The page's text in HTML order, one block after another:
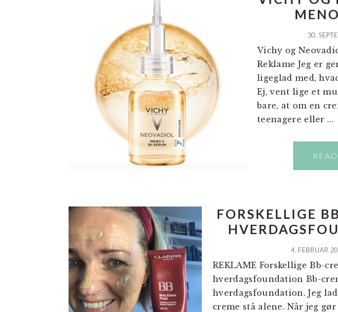
30.
Vichy og
Reklame Jeg er
ligeglad med,
Ej, vent lige et
bare, at om en
teenagere eller ...
FORSKELLIGE
4. FEBRUAR
REKLAME Forskellige Bb-
hverdagsfoundation Bb-
hverdagsfoundation. Jeg
creme stå alene. Når jeg